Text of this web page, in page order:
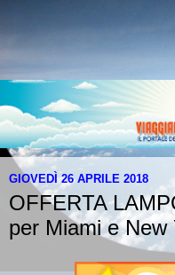
GIOVEDÌ 26 APRILE 2018
OFFERTA
per Miami e New